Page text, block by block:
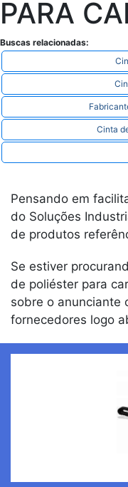
PARA
Buscas relacionadas:
Cinta
Pensando em
do Soluções
de produtos
Se estiver
de poliéster para
sobre o anunciante
fornecedores logo